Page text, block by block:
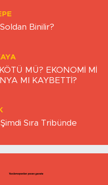
Binilir?
MÜ? EKONOMİ Mİ
MI KAYBETTİ?
Sıra Tribünde